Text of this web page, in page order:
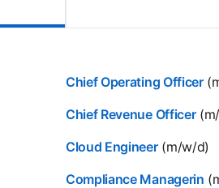
Chief Operating Officer
Chief Revenue Officer
Cloud Engineer(m/w/d)
Compliance Managerin